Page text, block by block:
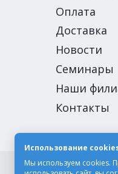
Оплата
Доставка
Новости
Семинары
Наши
Контакты
© Компания
Использование
Мы используем cookies.